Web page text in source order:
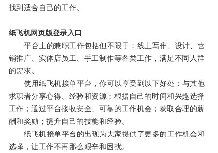
找到适合自己的工作。
纸飞机网页版登录入口
平台上的兼职工作包括但不限于：线上写作、设计、营
销推广、实体店员工、手工制作等各类工作，满足不同人群
的需求。
使用纸飞机接单平台，你可以享受到以下好处：与其他
求职者分享心得、经验和资源；根据自己的时间和兴趣选择
工作；通过平台接收安全、可靠的工作机会；获取合理的薪
酬和奖励；提升自己的技能和经验。
纸飞机接单平台的出现为大家提供了更多的工作机会和
选择，让工作不再那么艰辛和困扰。